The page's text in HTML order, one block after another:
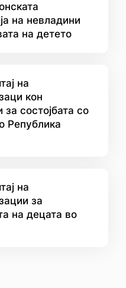
на невладини
на детето
на
кон
состојбата со
Република
на
за
на децата во